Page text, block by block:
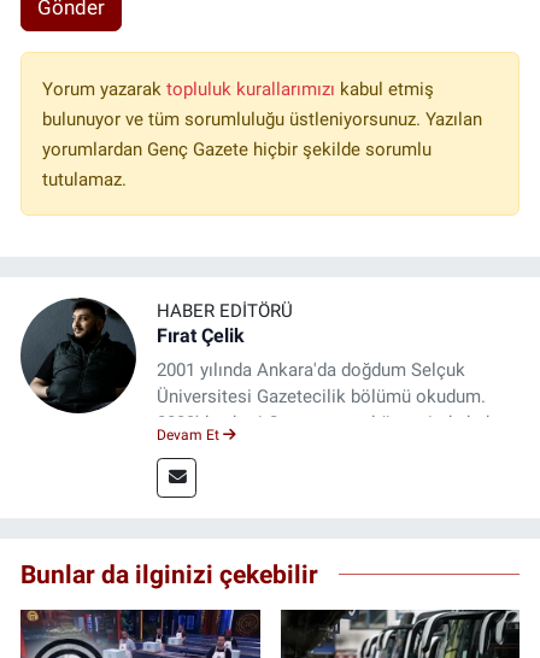
Gönder
Yorum yazarak topluluk kurallarımızı kabul etmiş
bulunuyor ve tüm sorumluluğu üstleniyorsunuz. Yazılan
yorumlardan Genç Gazete hiçbir şekilde sorumlu
tutulamaz.
HABER EDITÖRÜ
Fırat Çelik
2001 yılında Ankara'da doğdum Selçuk
Üniversitesi Gazetecilik bölümü okudum.
2023'den beri Genç gazete bünyesinde haber
Devam Et
Bunlar da ilginizi çekebilir